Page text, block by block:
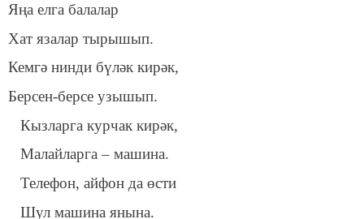
Яңа елга балалар
Хат язалар тырышып.
Кемгә нинди бүләк кирәк,
Берсен-берсе узышып.
Кызларга курчак кирәк,
Малайларга – машина.
Телефон, айфон да өсти
Шул машина янына.